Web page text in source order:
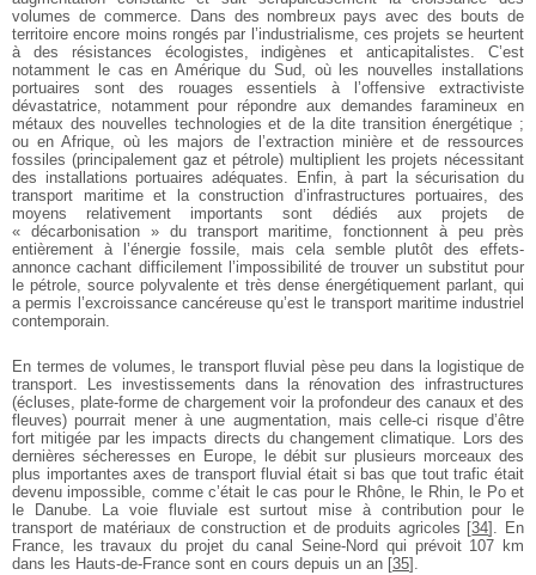
volumes de commerce. Dans des nombreux pays avec des bouts de
territoire encore moins rongés par l’industrialisme, ces projets se heurtent
à des résistances écologistes, indigènes et anticapitalistes. C’est
notamment le cas en Amérique du Sud, où les nouvelles installations
portuaires sont des rouages essentiels à l’offensive extractiviste
dévastatrice, notamment pour répondre aux demandes faramineux en
métaux des nouvelles technologies et de la dite transition énergétique ;
ou en Afrique, où les majors de l’extraction minière et de ressources
fossiles (principalement gaz et pétrole) multiplient les projets nécessitant
des installations portuaires adéquates. Enfin, à part la sécurisation du
transport maritime et la construction d’infrastructures portuaires, des
moyens relativement importants sont dédiés aux projets de
« décarbonisation » du transport maritime, fonctionnent à peu près
entièrement à l’énergie fossile, mais cela semble plutôt des effets-
annonce cachant difficilement l’impossibilité de trouver un substitut pour
le pétrole, source polyvalente et très dense énergétiquement parlant, qui
a permis l’excroissance cancéreuse qu’est le transport maritime industriel
contemporain.
En termes de volumes, le transport fluvial pèse peu dans la logistique de
transport. Les investissements dans la rénovation des infrastructures
(écluses, plate-forme de chargement voir la profondeur des canaux et des
fleuves) pourrait mener à une augmentation, mais celle-ci risque d’être
fort mitigée par les impacts directs du changement climatique. Lors des
dernières sécheresses en Europe, le débit sur plusieurs morceaux des
plus importantes axes de transport fluvial était si bas que tout trafic était
devenu impossible, comme c’était le cas pour le Rhône, le Rhin, le Po et
le Danube. La voie fluviale est surtout mise à contribution pour le
transport de matériaux de construction et de produits agricoles [34] . En
France, les travaux du projet du canal Seine-Nord qui prévoit 107 km
dans les Hauts-de-France sont en cours depuis un an [35] .